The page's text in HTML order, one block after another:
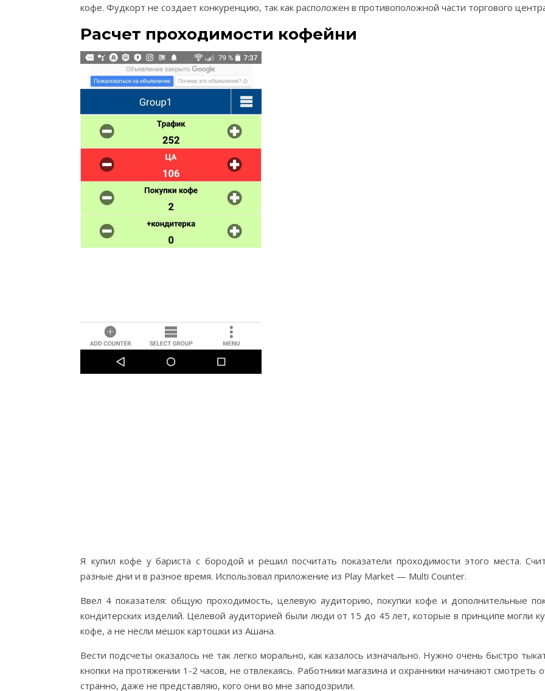
кофе. Фудкорт не создает конкуренцию, так как расположен в противоположной части торгового
Расчет проходимости кофейни
Я купил кофе у бариста с бородой и решил посчитать показатели проходимости этого места.
разные дни и в разное время. Использовал приложение из Play Market — Multi Counter.
Ввел 4 показателя: общую проходимость, целевую аудиторию, покупки кофе и дополнительные
кондитерских изделий. Целевой аудиторией были люди от 15 до 45 лет, которые в принципе могли
кофе, а не несли мешок картошки из Ашана.
Вести подсчеты оказалось не так легко морально, как казалось изначально. Нужно очень быстро
кнопки на протяжении 1-2 часов, не отвлекаясь. Работники магазина и охранники начинают смотреть
странно, даже не представляю, кого они во мне заподозрили.